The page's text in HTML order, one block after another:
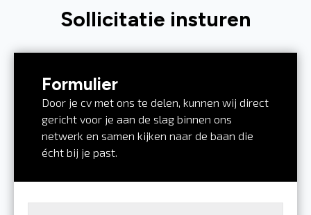
Sollicitatie insturen
Formulier
Door je cv met ons te delen, kunnen wij direct
gericht voor je aan de slag binnen ons
netwerk en samen kijken naar de baan die
écht bij je past.